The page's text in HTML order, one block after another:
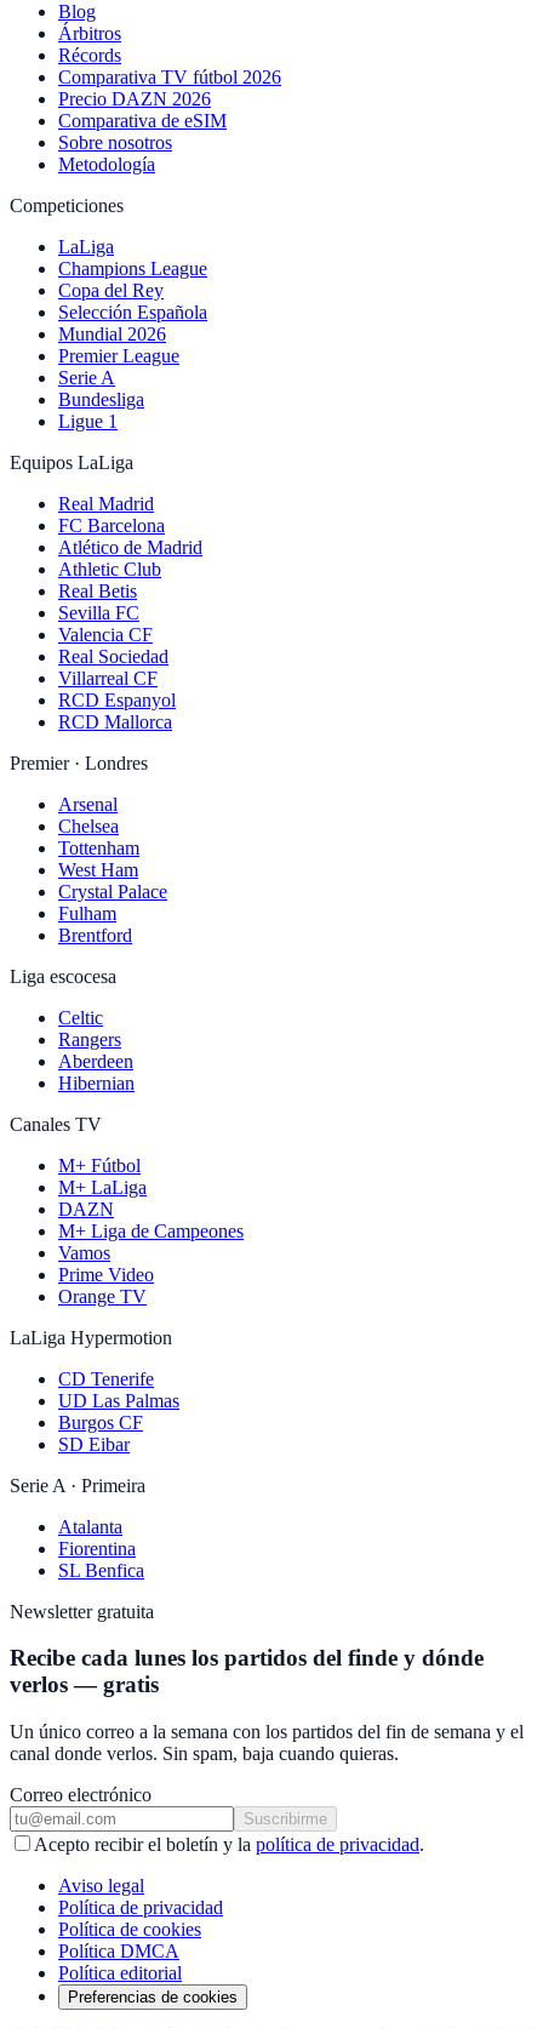
Blog
Árbitros
Récords
Comparativa TV fútbol 2026
Precio DAZN 2026
Comparativa de eSIM
Sobre nosotros
Metodología
Competiciones
LaLiga
Champions League
Copa del Rey
Selección Española
Mundial 2026
Premier League
Serie A
Bundesliga
Ligue 1
Equipos LaLiga
Real Madrid
FC Barcelona
Atlético de Madrid
Athletic Club
Real Betis
Sevilla FC
Valencia CF
Real Sociedad
Villarreal CF
RCD Espanyol
RCD Mallorca
Premier · Londres
Arsenal
Chelsea
Tottenham
West Ham
Crystal Palace
Fulham
Brentford
Liga escocesa
Celtic
Rangers
Aberdeen
Hibernian
Canales TV
M+ Fútbol
M+ LaLiga
DAZN
M+ Liga de Campeones
Vamos
Prime Video
Orange TV
LaLiga Hypermotion
CD Tenerife
UD Las Palmas
Burgos CF
SD Eibar
Serie A · Primeira
Atalanta
Fiorentina
SL Benfica
Newsletter gratuita
Recibe cada lunes los partidos del finde y dónde
verlos — gratis
Un único correo a la semana con los partidos del fin de semana y el
canal donde verlos. Sin spam, baja cuando quieras.
Correo electrónico
Suscribirme
Acepto recibir el boletín y la política de privacidad.
Aviso legal
Política de privacidad
Política de cookies
Política DMCA
Política editorial
Preferencias de cookies